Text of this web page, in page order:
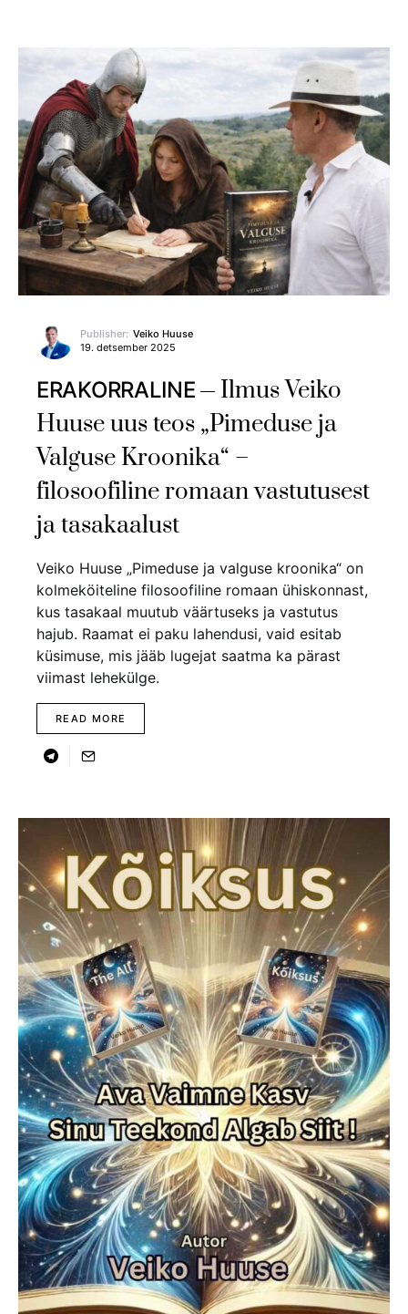
Publisher: Veiko Huuse
19. detsember 2025
ERAKORRALINE
Ilmus Veiko
Huuse uus teos „Pimeduse ja
Valguse Kroonika“ –
filosoofiline romaan vastutusest
ja tasakaalust
Veiko Huuse „Pimeduse ja valguse kroonika“ on
kolmeköiteline filosoofiline romaan ühiskonnast,
kus tasakaal muutub väärtuseks ja vastutus
hajub. Raamat ei paku lahendusi, vaid esitab
küsimuse, mis jääb lugejat saatma ka pärast
viimast lehekülge.
READ MORE